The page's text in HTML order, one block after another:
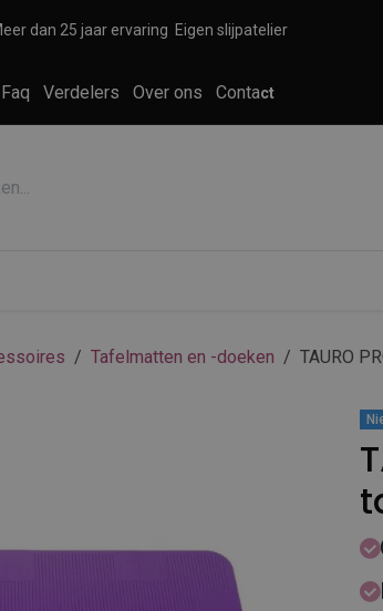
dan 25 jaar ervaring Eigen slijpatelier
Faq Verdelers Over ons Contact
Tafelmatten en -doeken TAURO